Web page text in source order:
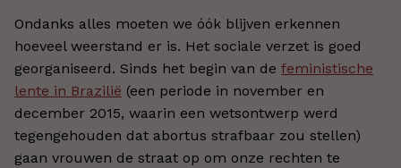
Ondanks alles moeten we óók blijven erkennen
hoeveel weerstand er is. Het sociale verzet is goed
georganiseerd. Sinds het begin van de feministische
lente in Brazilië (een periode in november en
december 2015, waarin een wetsontwerp werd
tegengehouden dat abortus strafbaar zou stellen)
gaan vrouwen de straat op om onze rechten te